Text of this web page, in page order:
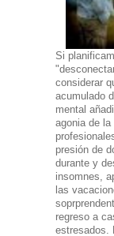
Si
considerar
acumulado
mental
agonia de
presión de
durante y
insomnes,
las
regreso a
estresados.